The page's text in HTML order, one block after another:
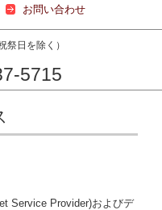
お問い合わせ
祭日を除く）
5715
Service Provider)およびデ